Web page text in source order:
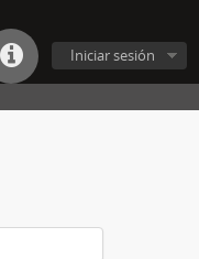
Iniciar sesión